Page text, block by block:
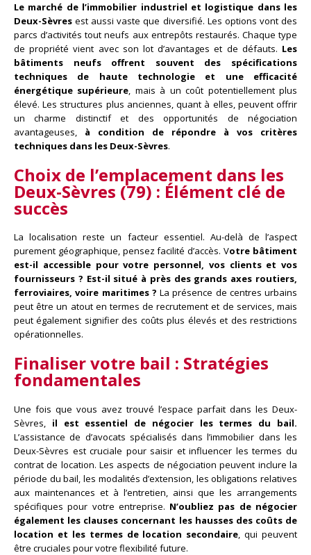
Le marché de l’immobilier industriel et logistique dans les
Deux-Sèvres est aussi vaste que diversifié. Les options vont des
parcs d’activités tout neufs aux entrepôts restaurés. Chaque type
de propriété vient avec son lot d’avantages et de défauts. Les
bâtiments neufs offrent souvent des spécifications
techniques de haute technologie et une efficacité
énergétique supérieure, mais à un coût potentiellement plus
élevé. Les structures plus anciennes, quant à elles, peuvent offrir
un charme distinctif et des opportunités de négociation
avantageuses, à condition de répondre à vos critères
techniques dans les Deux-Sèvres.
Choix de l’emplacement dans les
Deux-Sèvres (79) : Élément clé de
succès
La localisation reste un facteur essentiel. Au-delà de l’aspect
purement géographique, pensez facilité d’accès. Votre bâtiment
est-il accessible pour votre personnel, vos clients et vos
fournisseurs ? Est-il situé à près des grands axes routiers,
ferroviaires, voire maritimes ? La présence de centres urbains
peut être un atout en termes de recrutement et de services, mais
peut également signifier des coûts plus élevés et des restrictions
opérationnelles.
Finaliser votre bail : Stratégies
fondamentales
Une fois que vous avez trouvé l’espace parfait dans les Deux-
Sèvres, il est essentiel de négocier les termes du bail.
L’assistance de d’avocats spécialisés dans l’immobilier dans les
Deux-Sèvres est cruciale pour saisir et influencer les termes du
contrat de location. Les aspects de négociation peuvent inclure la
période du bail, les modalités d’extension, les obligations relatives
aux maintenances et à l’entretien, ainsi que les arrangements
spécifiques pour votre entreprise. N’oubliez pas de négocier
également les clauses concernant les hausses des coûts de
location et les termes de location secondaire , qui peuvent
être cruciales pour votre flexibilité future.